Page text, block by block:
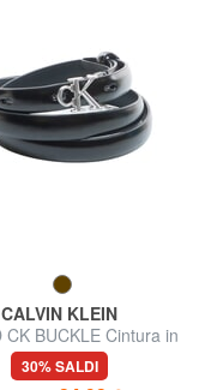
CALVIN KLEIN
CK BUCKLE Cintura in
pelle
30% SALDI